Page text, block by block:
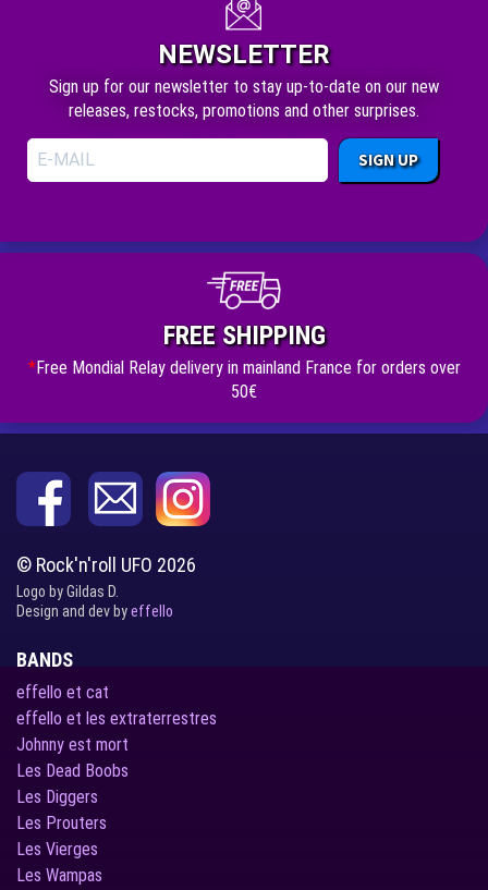
NEWSLETTER
Sign up for our newsletter to stay up-to-date on our new
releases, restocks, promotions and other surprises.
SIGN UP
FREE SHIPPING
*Free Mondial Relay delivery in mainland France for orders over
50€
© Rock'n'roll UFO 2026
Logo by Gildas D.
Design and dev byeffello
BANDS
effello et cat
effello et les extraterrestres
Johnny est mort
Les Dead Boobs
Les Diggers
Les Prouters
Les Vierges
Les Wampas